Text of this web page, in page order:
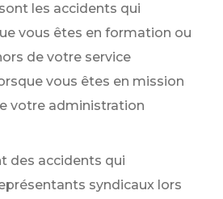
les accidents qui
vous êtes en formation ou
de votre service
vous êtes en mission
votre administration
des accidents qui
syndicaux lors